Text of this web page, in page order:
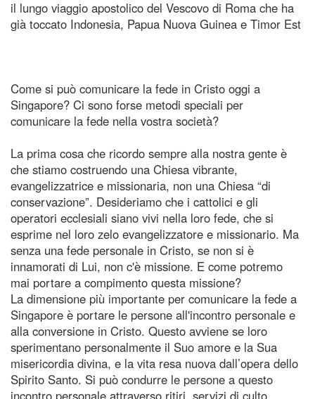
il lungo viaggio apostolico del Vescovo di Roma che ha
già toccato Indonesia, Papua Nuova Guinea e Timor Est
Come si può comunicare la fede in Cristo oggi a
Singapore? Ci sono forse metodi speciali per
comunicare la fede nella vostra società?
La prima cosa che ricordo sempre alla nostra gente è
che stiamo costruendo una Chiesa vibrante,
evangelizzatrice e missionaria, non una Chiesa “di
conservazione”. Desideriamo che i cattolici e gli
operatori ecclesiali siano vivi nella loro fede, che si
esprime nel loro zelo evangelizzatore e missionario. Ma
senza una fede personale in Cristo, se non si è
innamorati di Lui, non c'è missione. E come potremo
mai portare a compimento questa missione?
La dimensione più importante per comunicare la fede a
Singapore è portare le persone all'incontro personale e
alla conversione in Cristo. Questo avviene se loro
sperimentano personalmente il Suo amore e la Sua
misericordia divina, e la vita resa nuova dall’opera dello
Spirito Santo. Si può condurre le persone a questo
incontro personale attraverso ritiri, servizi di culto